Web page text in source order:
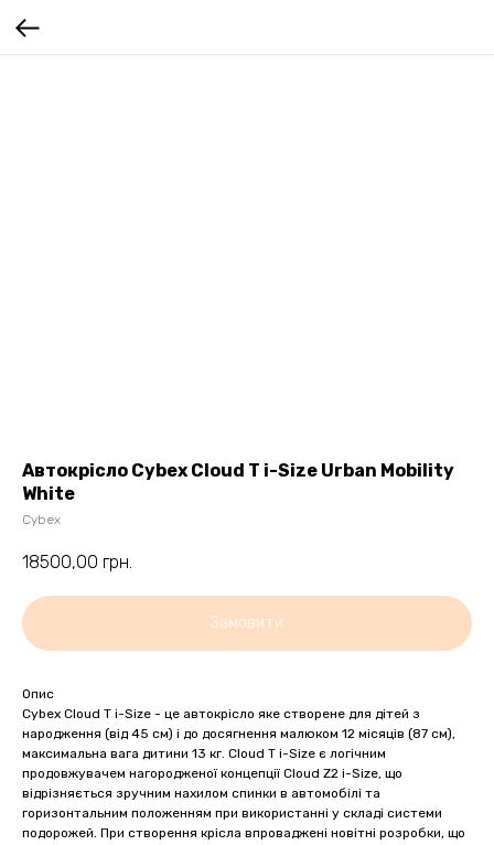
Автокрісло Cybex Cloud T i-Size Urban Mobility
White
Cybex
18500,00 грн.
Замовити
Опис
Cybex Cloud T i-Size - це автокрісло яке створене для дітей з
народження (від 45 см) і до досягнення малюком 12 місяців (87 см),
максимальна вага дитини 13 кг. Cloud T i-Size є логічним
продовжувачем нагородженої концепції Cloud Z2 i-Size, що
відрізняється зручним нахилом спинки в автомобілі та
горизонтальним положенням при використанні у складі системи
подорожей. При створення крісла впроваджені новітні розробки, що